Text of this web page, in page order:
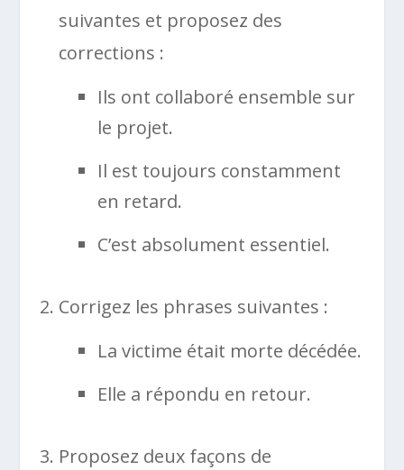
suivantes et proposez des
corrections :
Ils ont collaboré ensemble sur
le projet.
Il est toujours constamment
en retard.
C’est absolument essentiel.
Corrigez les phrases suivantes :
La victime était morte décédée.
Elle a répondu en retour.
Proposez deux façons de